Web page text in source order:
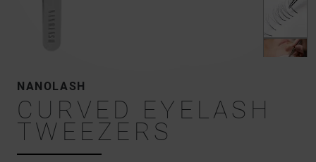
NANOLASH
CURVED EYELASH
TWEEZERS